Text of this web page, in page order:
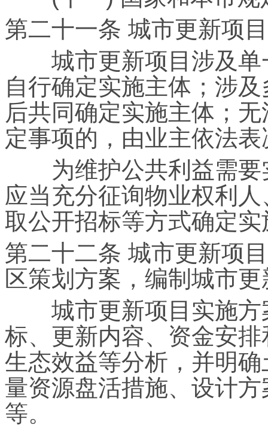
第二十一条 城市更新项
城市更新项目涉及单
自行确定实施主体；涉
后共同确定实施主体；
定事项的，由业主依法
为维护公共利益需要
应当充分征询物业权利
取公开招标等方式确定
第二十二条 城市更新项
区策划方案，编制城市
城市更新项目实施方
标、更新内容、资金安
生态效益等分析，并明
量资源盘活措施、设计
等。